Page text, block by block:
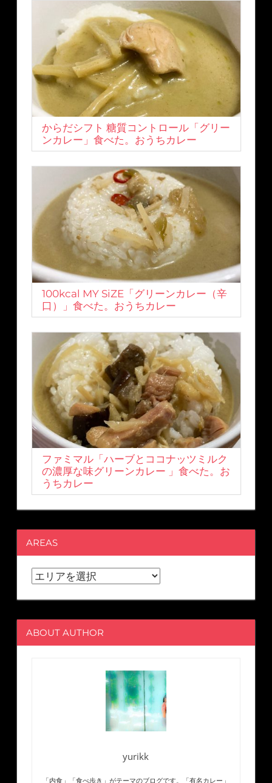
からだシフト 糖質コントロール「グリー
ンカレー」食べた。おうちカレー
100kcal MY SiZE「グリーンカレー（辛
口）」食べた。おうちカレー
ファミマル「ハーブとココナッツミルク
の濃厚な味グリーンカレー 」食べた。お
うちカレー
AREAS
ABOUT AUTHOR
yurikk
「内食」「食べ歩き」がテーマのブログです。「有名カレー」